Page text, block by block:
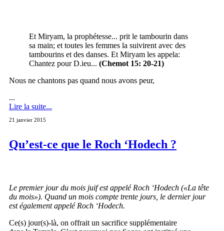
Et Miryam, la prophétesse... prit le tambourin dans
sa main; et toutes les femmes la suivirent avec des
tambourins et des danses. Et Miryam les appela:
Chantez pour D.ieu... (Chemot 15: 20-21)
Nous ne chantons pas quand nous avons peur,
...
Lire la suite...
21 janvier 2015
Qu’est-ce que le Roch ‘Hodech ?
Le premier jour du mois juif est appelé Roch ‘Hodech («La tête
du mois»). Quand un mois compte trente jours, le dernier jour
est également appelé Roch ‘Hodech.
Ce(s) jour(s)-là, on offrait un sacrifice supplémentaire